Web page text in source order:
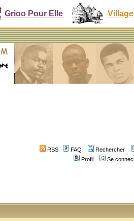
Grioo Pour Elle Village
RSS FAQ
Rechercher
Profil
Se